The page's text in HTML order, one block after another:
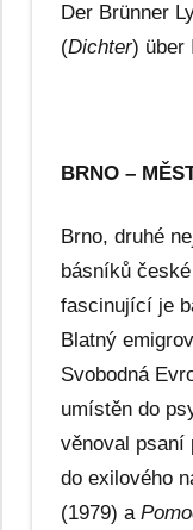
Der Brünner
(Dichter) über
BRNO –
Brno, druhé
básníků
fascinující je
Blatný
Svobodná
umístěn do
věnoval psaní
do exilového
(1979) a